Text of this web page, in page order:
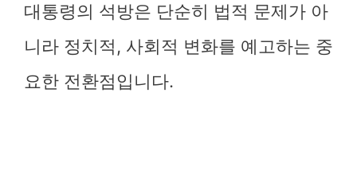
대통령의 석방은 단순히 법적 문제가 아
니라 정치적, 사회적 변화를 예고하는 중
요한 전환점입니다.